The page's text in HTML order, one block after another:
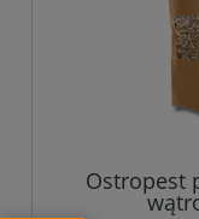
Ostropest